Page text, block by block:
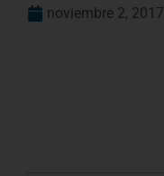
noviembre 2, 2017